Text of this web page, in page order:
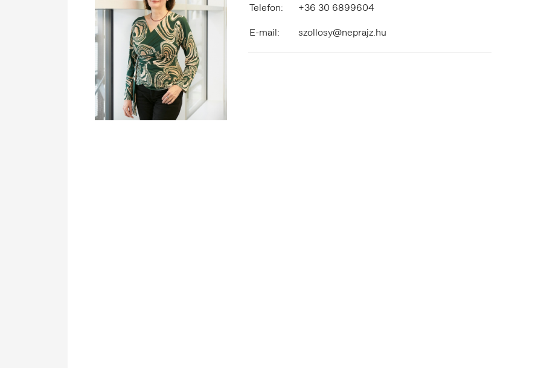
Telefon:
+36 30 6899604
E-mail:
szollosy@neprajz.hu